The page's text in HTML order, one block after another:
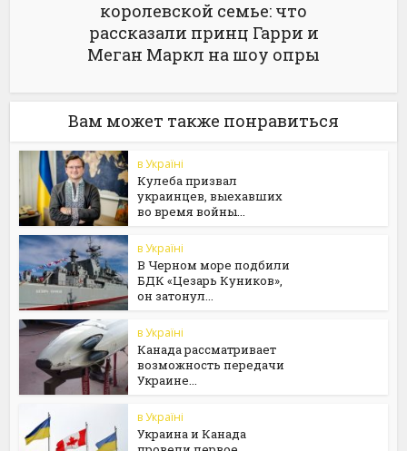
королевской семье: что
рассказали принц Гарри и
Меган Маркл на шоу опры
Вам может также понравиться
в Україні
Кулеба призвал
украинцев, выехавших
во время войны...
в Україні
В Черном море подбили
БДК «Цезарь Куников»,
он затонул...
в Україні
Канада рассматривает
возможность передачи
Украине...
в Україні
Украина и Канада